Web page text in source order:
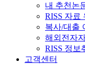
내 추천논
RISS 자료
복사/대출
해외전자
RISS 정보
고객센터